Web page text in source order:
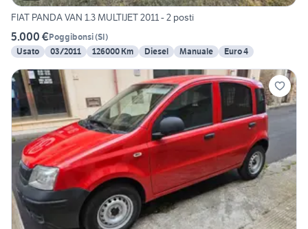
FIAT PANDA VAN 1.3 MULTIJET 2011 - 2 posti
5.000 €Poggibonsi(SI)
Usato
03/2011 126000 Km Diesel Manuale Euro 4